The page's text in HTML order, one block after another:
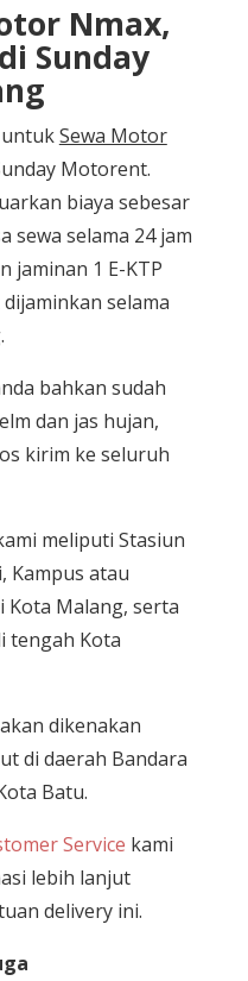
Nmax,
Sunday
Sewa Motor
Motorent.
biaya sebesar
sewa selama 24 jam
jaminan 1 E-KTP
selama
bahkan sudah
dan jas hujan,
kirim ke seluruh
meliputi Stasiun
Kampus atau
Kota Malang, serta
tengah Kota
dikenakan
di daerah Bandara
Batu.
Service kami
lebih lanjut
delivery ini.